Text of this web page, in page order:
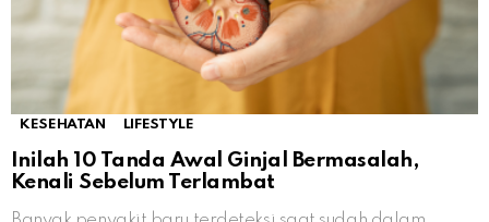
KESEHATAN LIFESTYLE
Inilah 10 Tanda Awal Ginjal Bermasalah,
Kenali Sebelum Terlambat